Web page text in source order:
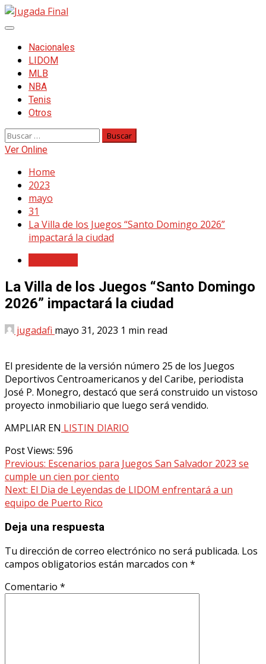
Skip
to
Primary
MenuNacionales
LIDOM
MLB
NBA
Tenis
Otros
Buscar:
Ver Online
Home
2023
mayo
31
La Villa de los Juegos “Santo Domingo 2026”
impactará la ciudad
La Villa de los Juegos “Santo Domingo
2026” impactará la ciudad
jugadafi mayo 31, 2023 1 min read
El presidente de la versión número 25 de los Juegos
Deportivos Centroamericanos y del Caribe, periodista
José P. Monegro, destacó que será construido un vistoso
proyecto inmobiliario que luego será vendido.
AMPLIAR EN LISTIN DIARIO
Post Views: 596
Continue
Reading
Previous: Escenarios para Juegos San Salvador 2023 se
cumple un cien por ciento
Next: El Dia de Leyendas de LIDOM enfrentará a un
equipo de Puerto Rico
Deja una respuesta
Tu dirección de correo electrónico no será publicada. Los
campos obligatorios están marcados con *
Comentario *